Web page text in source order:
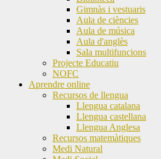
Gimnàs i vestuaris
Aula de ciències
Aula de música
Aula d'anglès
Sala multifuncions
Projecte Educatiu
NOFC
Aprendre online
Recursos de llengua
Llengua catalana
Llengua castellana
Llengua Anglesa
Recursos matemàtiques
Medi Natural